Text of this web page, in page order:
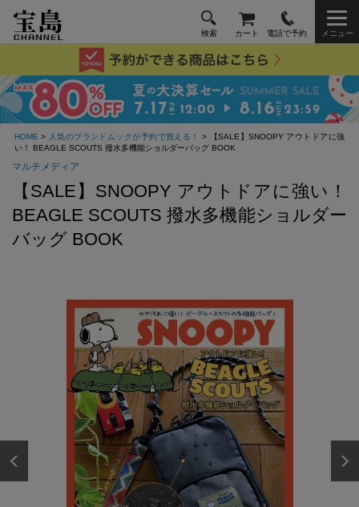
検索 カート 電話で予約 メニュー
HOME > 人気のブランドムックが予約で買える！
> 【SALE】SNOOPY アウトドアに強
い！ BEAGLE SCOUTS 撥水多機能ショルダーバッグ BOOK
マルチメディア
【SALE】SNOOPY アウトドアに強い！
BEAGLE SCOUTS 撥水多機能ショルダー
バッグ BOOK